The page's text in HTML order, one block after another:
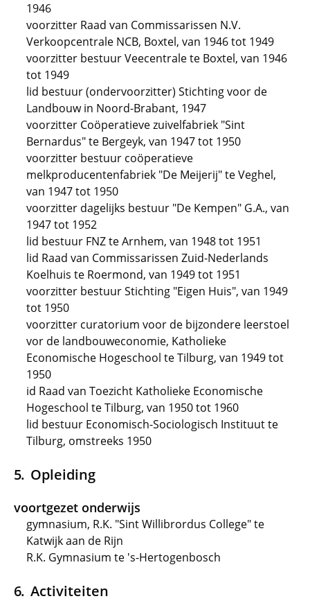
1946
voorzitter Raad van Commissarissen N.V.
Verkoopcentrale NCB, Boxtel, van 1946 tot 1949
voorzitter bestuur Veecentrale te Boxtel, van 1946
tot 1949
lid bestuur (ondervoorzitter) Stichting voor de
Landbouw in Noord-Brabant, 1947
voorzitter Coöperatieve zuivelfabriek "Sint
Bernardus" te Bergeyk, van 1947 tot 1950
voorzitter bestuur coöperatieve
melkproducentenfabriek "De Meijerij" te Veghel,
van 1947 tot 1950
voorzitter dagelijks bestuur "De Kempen" G.A., van
1947 tot 1952
lid bestuur FNZ te Arnhem, van 1948 tot 1951
lid Raad van Commissarissen Zuid-Nederlands
Koelhuis te Roermond, van 1949 tot 1951
voorzitter bestuur Stichting "Eigen Huis", van 1949
tot 1950
voorzitter curatorium voor de bijzondere leerstoel
vor de landbouweconomie, Katholieke
Economische Hogeschool te Tilburg, van 1949 tot
1950
id Raad van Toezicht Katholieke Economische
Hogeschool te Tilburg, van 1950 tot 1960
lid bestuur Economisch-Sociologisch Instituut te
Tilburg, omstreeks 1950
Opleiding
voortgezet onderwijs
gymnasium, R.K. "Sint Willibrordus College" te
Katwijk aan de Rijn
R.K. Gymnasium te 's-Hertogenbosch
Activiteiten